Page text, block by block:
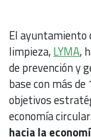
El ayuntamiento
limpieza, LYMA,
de prevención y
base con más
objetivos
economía
hacia la